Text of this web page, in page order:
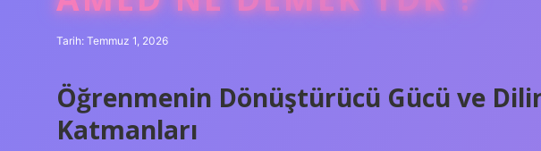
Tarih: Temmuz 1, 2026
Öğrenmenin Dönüştürücü Gücü ve Dilin
Katmanları